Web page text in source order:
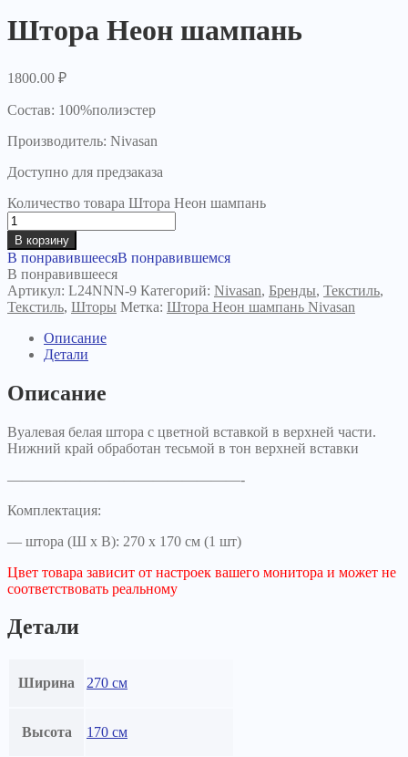
Штора Неон шампань
1800.00 ₽
Состав: 100%полиэстер
Производитель: Nivasan
Доступно для предзаказа
Количество товара Штора Неон шампань
В корзину
В понравившеесяВ понравившемся
В понравившееся
Артикул: L24NNN-9 Категорий: Nivasan, Бренды, Текстиль,
Текстиль, Шторы Метка: Штора Неон шампань Nivasan
Описание
Детали
Описание
Вуалевая белая штора с цветной вставкой в верхней части.
Нижний край обработан тесьмой в тон верхней вставки
————————————————-
Комплектация:
— штора (Ш х В): 270 х 170 см (1 шт)
Цвет товара зависит от настроек вашего монитора и может не
соответствовать реальному
Детали
Ширина 270 см
Высота 170 см